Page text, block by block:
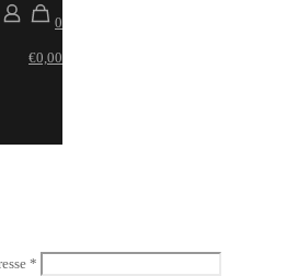
0
€0,00
*